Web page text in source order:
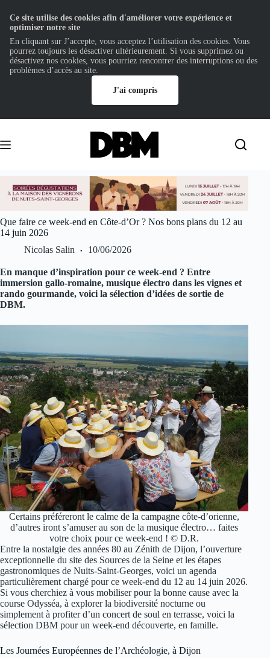
contenu
Que faire ce week-end en Côte-d’Or ? Nos bons plans du 12 au
14 juin 2026
Nicolas Salin
10/06/2026
En manque d’inspiration pour ce week-end ? Entre
immersion gallo-romaine, musique électro dans les vignes et
rando gourmande, voici la sélection d’idées de sortie de
DBM.
Certains préféreront le calme de la campagne côte-d’orienne,
d’autres iront s’amuser au son de la musique électro… faites
votre choix pour ce week-end ! © D.R.
Entre la nostalgie des années 80 au Zénith de Dijon, l’ouverture
exceptionnelle du site des Sources de la Seine et les étapes
gastronomiques de Nuits-Saint-Georges, voici un agenda
particulièrement chargé pour ce week-end du 12 au 14 juin 2026.
Si vous cherchiez à vous mobiliser pour la bonne cause avec la
course Odysséa, à explorer la biodiversité nocturne ou
simplement à profiter d’un concert de soul en terrasse, voici la
sélection DBM pour un week-end découverte, en famille.
Les Journées Européennes de l’Archéologie, à Dijon
Ce site utilise des cookies afin d'améliorer votre expérience et
optimiser notre site
En cliquant sur J’accepte, vous acceptez l’utilisation des cookies. Vous
pourrez toujours les désactiver ultérieurement. Si vous supprimez ou
désactivez nos cookies, vous pourriez rencontrer des interruptions ou des
problèmes d’accès au site.
J'ai compris